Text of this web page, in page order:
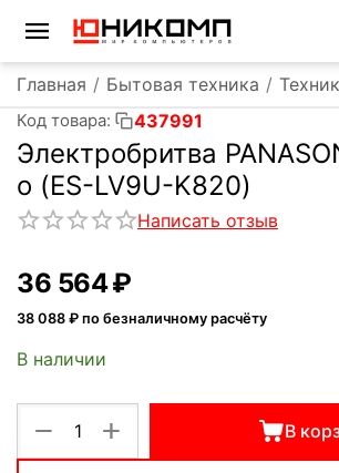
Главная / Бытовая техника /
Код товара: 437991
Электробритва
о (ES-LV9U-K820)
Написать отзыв
36 564₽
38 088 ₽ по безналичному расчёту
В наличии
+
− В